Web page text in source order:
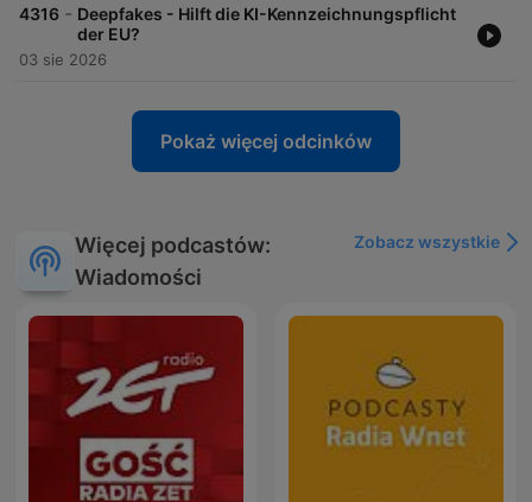
4316 - Deepfakes - Hilft die KI-Kennzeichnungspflicht
der EU?
03 sie 2026
Pokaż więcej odcinków
Więcej podcastów:
Wiadomości
Zobacz wszystkie